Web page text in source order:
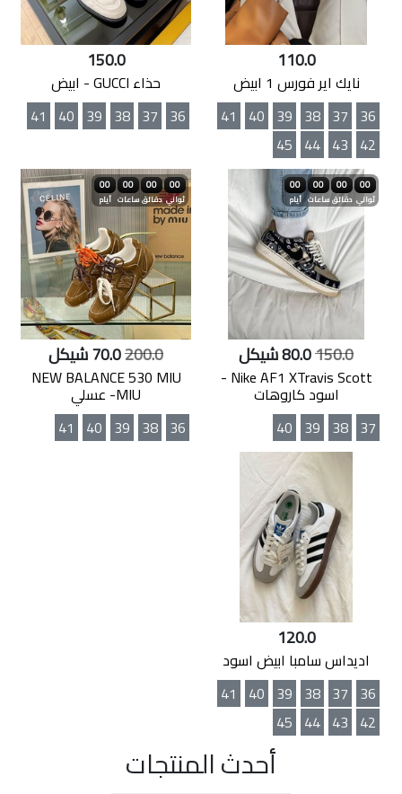
110.0
نايك اير فورس 1 ابيض
36
37
38
39
40
41
42
43
44
45
150.0
حذاء GUCCI - ابيض
36
37
38
39
40
41
00
أيام
00
ساعات
00
دقائق
00
ثواني
150.0
Nike AF1 XTravis Scott -
اسود كاروهات
37
38
39
40
00
أيام
00
ساعات
00
دقائق
00
ثواني
200.0
NEW BALANCE 530 MIU
MIU- عسلي
36
38
39
40
41
120.0
اديداس سامبا ابيض اسود
36
37
38
39
40
41
42
43
44
45
أحدث المنتجات